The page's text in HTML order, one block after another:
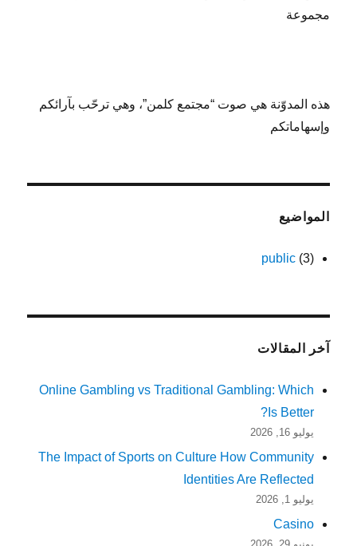
مجموعة
هذه المدوّنة هي صوت “مجتمع كلمن”، وهي ترحّب بآرائكم
وإسهاماتكم
المواضيع
public(3)
آخر المقالات
Online Gambling vs Traditional Gambling: Which
Is Better?
يوليو 16, 2026
The Impact of Sports on Culture How Community
Identities Are Reflected
يوليو 1, 2026
Casino